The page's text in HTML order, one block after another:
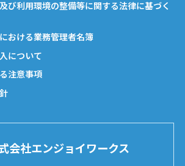
び利用環境の整備等に関する法律に基づく
おける業務管理者名簿
について
注意事項
会社エンジョイワークス